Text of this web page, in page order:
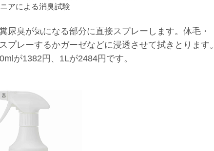
アによる消臭試験
尿臭が気になる部分に直接スプレーします。体毛・
プレーするかガーゼなどに浸透させて拭きとります。
が1382円、1Lが2484円です。